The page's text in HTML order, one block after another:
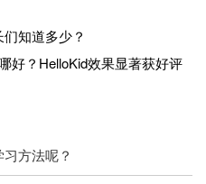
知道多少？
好？HelloKid效果显著获好评
方法呢？